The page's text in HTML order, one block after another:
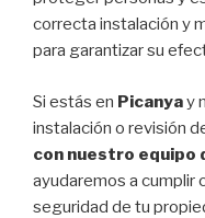
correcta instalación y
para garantizar su
Si estás en Picanyay
instalación o revisión
con nuestro equipo
ayudaremos a cumplir
seguridad de tu